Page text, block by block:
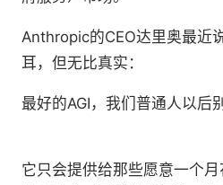
Anthropic的CEO达里奥最近
耳，但无比真实：
最好的AGI，我们普通人以后
它只会提供给那些愿意一个